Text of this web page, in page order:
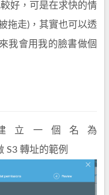
好，可是在求快的情
拖走)，其實也可以透
我會用我的臉書做個
立一個名為
S3 轉址的範例